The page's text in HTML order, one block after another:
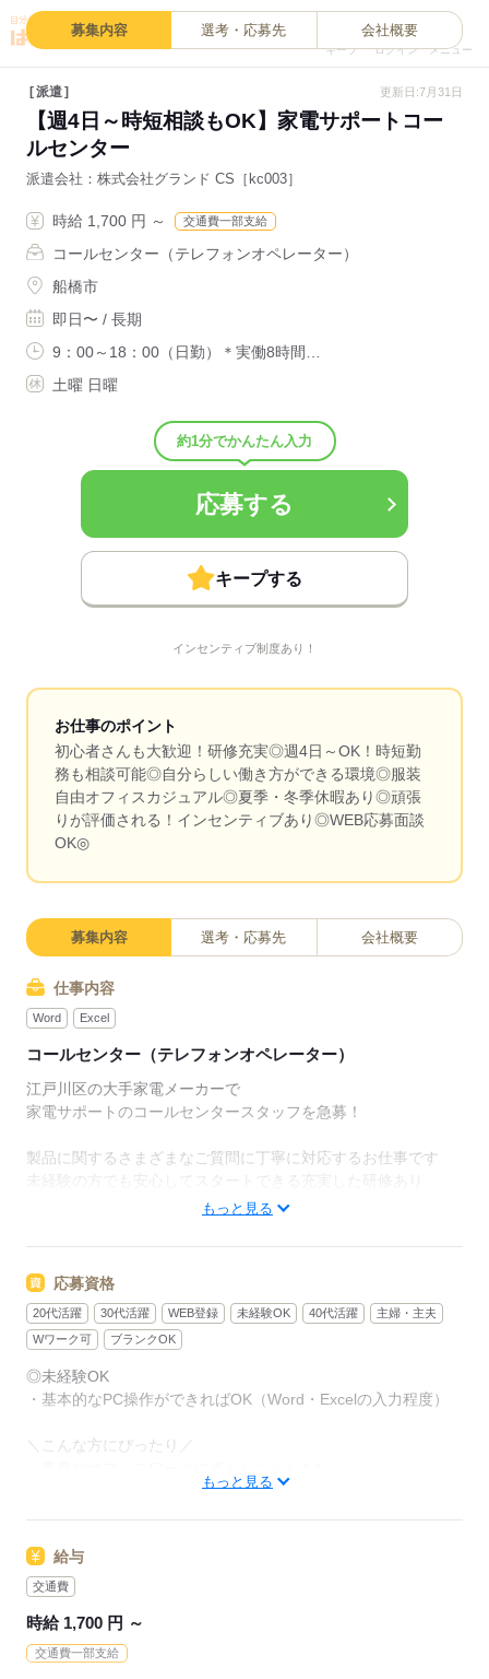
キープ ログイン メニュー
募集内容 選考・応募先 会社概要
派遣 更新日:7月31日
【週4日～時短相談もOK】家電サポートコー
ルセンター
派遣会社 株式会社グランド CS［kc003］
時給 1,700 円 ～ 交通費一部支給
コールセンター（テレフォンオペレーター）
船橋市
即日〜 / 長期
9：00～18：00（日勤）＊実働8時間…
土曜 日曜
約1分でかんたん入力
応募する
キープする
インセンティブ制度あり！
お仕事のポイント
初心者さんも大歓迎！研修充実◎週4日～OK！時短勤
務も相談可能◎自分らしい働き方ができる環境◎服装
自由オフィスカジュアル◎夏季・冬季休暇あり◎頑張
りが評価される！インセンティブあり◎WEB応募面談
OK◎
募集内容 選考・応募先 会社概要
仕事内容
Word Excel
コールセンター（テレフォンオペレーター）
江戸川区の大手家電メーカーで
家電サポートのコールセンタースタッフを急募！
製品に関するさまざまなご質問に丁寧に対応するお仕事です
未経験の方でも安心してスタートできる充実した研修あり
・お客様からの「家電の使い方や機能についての質問」、
家電量販店からの「部品確認」などの問い合わせ対応
・故障したときの「対処方法の案内」と修理受付
・データ入力などの簡単な事務
・コールセンター業務
・その他付帯作業
まずはご応募お待ちしています♪
もっと見る
応募資格
20代活躍 30代活躍 WEB登録 未経験OK 40代活躍
主婦・主夫
Wワーク可
ブランクOK
◎未経験OK
・基本的なPC操作ができればOK（Word・Excelの入力程度）
＼こんな方にぴったり／
・安定した環境で長く働きたい
未経験から始めたスタッフが多数活躍中！
もっと見る
給与
交通費
時給 1,700 円 ～
交通費一部支給